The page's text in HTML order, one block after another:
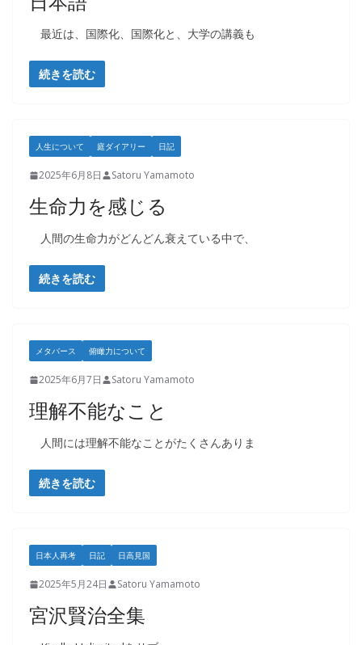
最近は、国際化、国際化と、大学の講義も
続きを読む
人生について 庭ダイアリー 日記
2025年6月8日 Satoru Yamamoto
生命力を感じる
人間の生命力がどんどん衰えている中で、
続きを読む
メタバース 俯瞰力について
2025年6月7日 Satoru Yamamoto
理解不能なこと
人間には理解不能なことがたくさんありま
続きを読む
日本人再考 日記 日高見国
2025年5月24日 Satoru Yamamoto
宮沢賢治全集